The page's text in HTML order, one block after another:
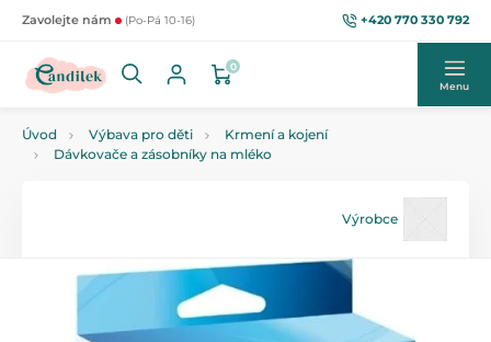
Zavolejte nám (Po-Pá 10-16) +420 770 330 792
0
Menu
Úvod Výbava pro děti
Krmení a kojení
Dávkovače a zásobníky na mléko
Výrobce